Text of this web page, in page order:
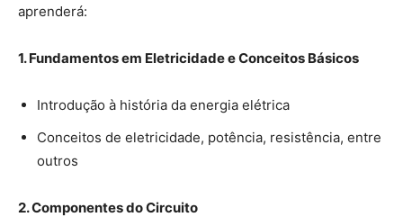
aprenderá:
1. Fundamentos em Eletricidade e Conceitos Básicos
Introdução à história da energia elétrica
Conceitos de eletricidade, potência, resistência, entre
outros
2. Componentes do Circuito